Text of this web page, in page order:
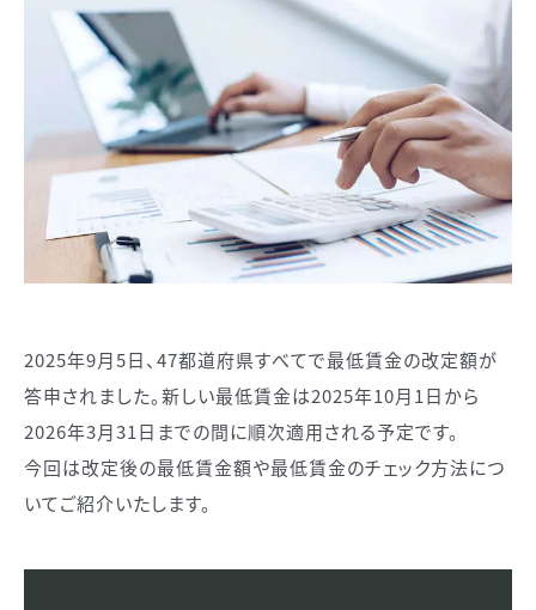
2025年9月5日、47都道府県すべてで最低賃金の改定額が
答申されました。新しい最低賃金は2025年10月1日から
2026年3月31日までの間に順次適用される予定です。
今回は改定後の最低賃金額や最低賃金のチェック方法につ
いてご紹介いたします。